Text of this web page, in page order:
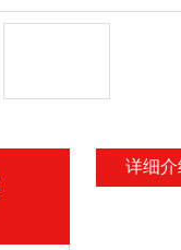
详细介